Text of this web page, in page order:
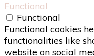
Functional
Functional
Functional cookies
functionalities like
website on social